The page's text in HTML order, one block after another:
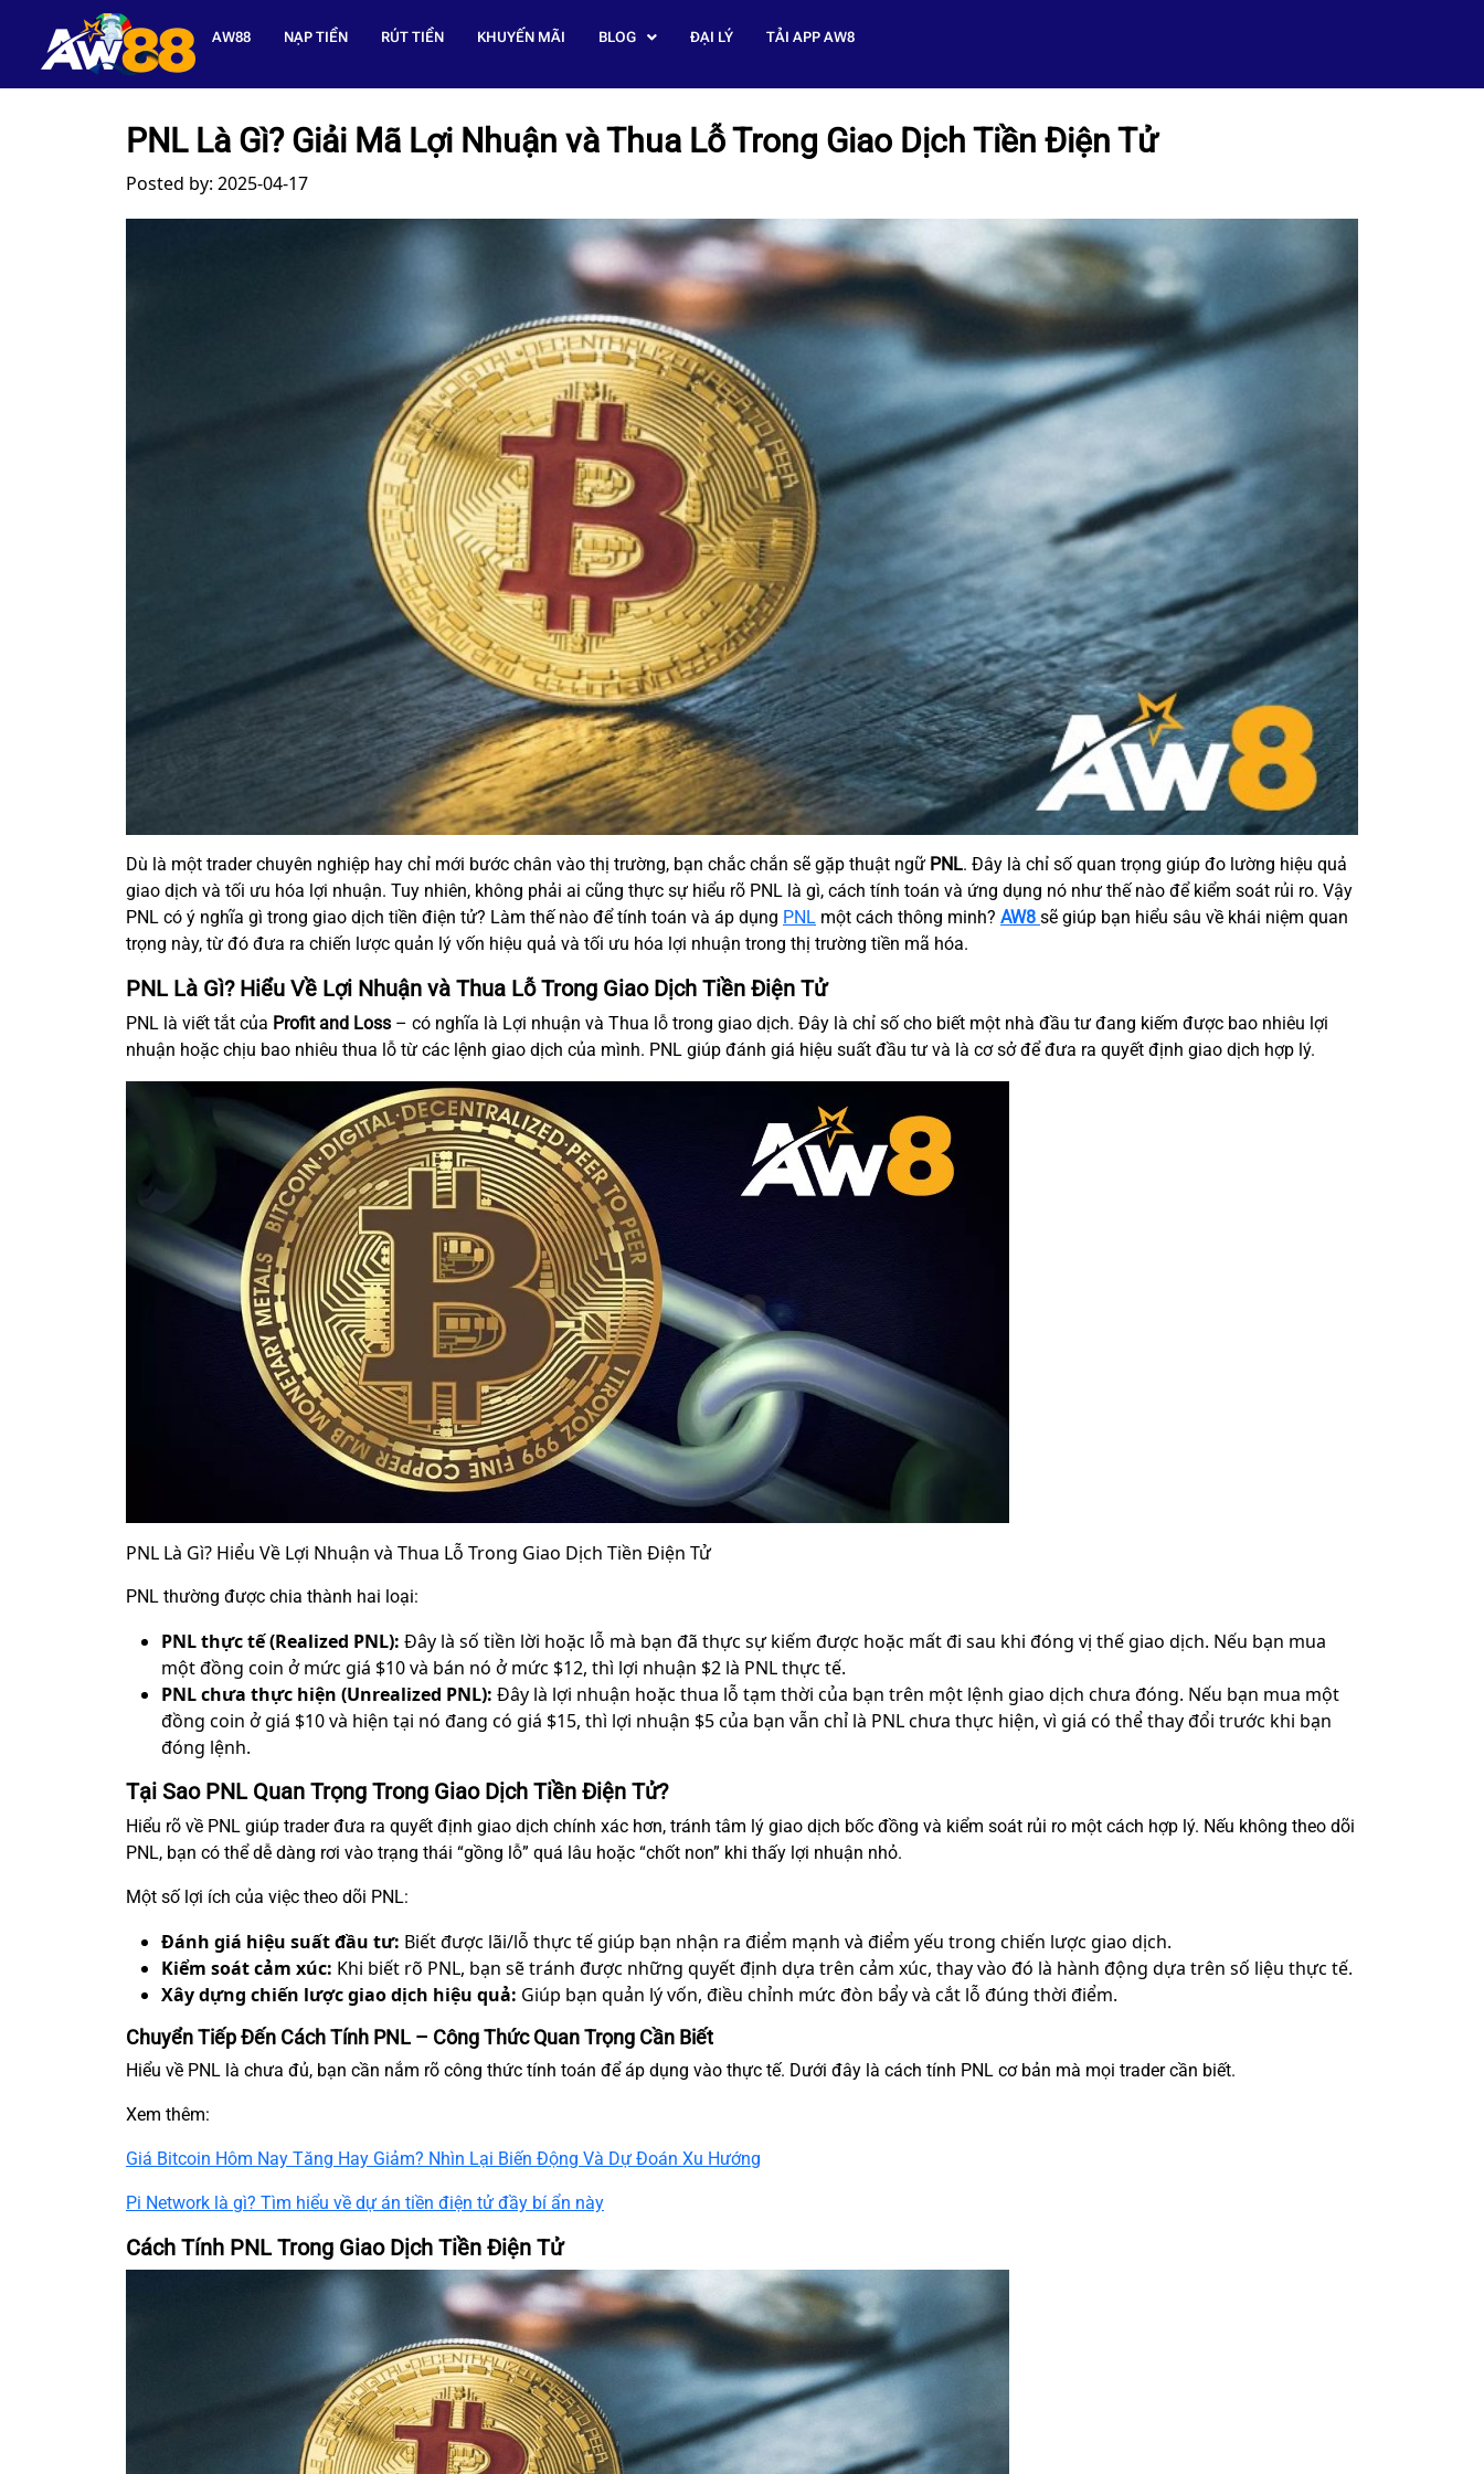
AW88 NẠP TIỀN RÚT TIỀN KHUYẾN MÃI BLOG ĐẠI LÝ TẢI APP AW8
PNL Là Gì? Giải Mã Lợi Nhuận và Thua Lỗ Trong Giao Dịch Tiền Điện Tử
Posted by: 2025-04-17
Dù là một trader chuyên nghiệp hay chỉ mới bước chân vào thị trường, bạn chắc chắn sẽ gặp thuật ngữ PNL. Đây là chỉ số quan trọng giúp đo lường hiệu quả
giao dịch và tối ưu hóa lợi nhuận. Tuy nhiên, không phải ai cũng thực sự hiểu rõ PNL là gì, cách tính toán và ứng dụng nó như thế nào để kiểm soát rủi ro. Vậy
PNL có ý nghĩa gì trong giao dịch tiền điện tử? Làm thế nào để tính toán và áp dụng PNL một cách thông minh? AW8 sẽ giúp bạn hiểu sâu về khái niệm quan
trọng này, từ đó đưa ra chiến lược quản lý vốn hiệu quả và tối ưu hóa lợi nhuận trong thị trường tiền mã hóa.
PNL Là Gì? Hiểu Về Lợi Nhuận và Thua Lỗ Trong Giao Dịch Tiền Điện Tử
PNL là viết tắt của Profit and Loss – có nghĩa là Lợi nhuận và Thua lỗ trong giao dịch. Đây là chỉ số cho biết một nhà đầu tư đang kiếm được bao nhiêu lợi
nhuận hoặc chịu bao nhiêu thua lỗ từ các lệnh giao dịch của mình. PNL giúp đánh giá hiệu suất đầu tư và là cơ sở để đưa ra quyết định giao dịch hợp lý.
PNL Là Gì? Hiểu Về Lợi Nhuận và Thua Lỗ Trong Giao Dịch Tiền Điện Tử
PNL thường được chia thành hai loại:
PNL thực tế (Realized PNL): Đây là số tiền lời hoặc lỗ mà bạn đã thực sự kiếm được hoặc mất đi sau khi đóng vị thế giao dịch. Nếu bạn mua
một đồng coin ở mức giá $10 và bán nó ở mức $12, thì lợi nhuận $2 là PNL thực tế.
PNL chưa thực hiện (Unrealized PNL): Đây là lợi nhuận hoặc thua lỗ tạm thời của bạn trên một lệnh giao dịch chưa đóng. Nếu bạn mua một
đồng coin ở giá $10 và hiện tại nó đang có giá $15, thì lợi nhuận $5 của bạn vẫn chỉ là PNL chưa thực hiện, vì giá có thể thay đổi trước khi bạn
đóng lệnh.
Tại Sao PNL Quan Trọng Trong Giao Dịch Tiền Điện Tử?
Hiểu rõ về PNL giúp trader đưa ra quyết định giao dịch chính xác hơn, tránh tâm lý giao dịch bốc đồng và kiểm soát rủi ro một cách hợp lý. Nếu không theo dõi
PNL, bạn có thể dễ dàng rơi vào trạng thái “gồng lỗ” quá lâu hoặc “chốt non” khi thấy lợi nhuận nhỏ.
Một số lợi ích của việc theo dõi PNL:
Đánh giá hiệu suất đầu tư: Biết được lãi/lỗ thực tế giúp bạn nhận ra điểm mạnh và điểm yếu trong chiến lược giao dịch.
Kiểm soát cảm xúc: Khi biết rõ PNL, bạn sẽ tránh được những quyết định dựa trên cảm xúc, thay vào đó là hành động dựa trên số liệu thực tế.
Xây dựng chiến lược giao dịch hiệu quả: Giúp bạn quản lý vốn, điều chỉnh mức đòn bẩy và cắt lỗ đúng thời điểm.
Chuyển Tiếp Đến Cách Tính PNL – Công Thức Quan Trọng Cần Biết
Hiểu về PNL là chưa đủ, bạn cần nắm rõ công thức tính toán để áp dụng vào thực tế. Dưới đây là cách tính PNL cơ bản mà mọi trader cần biết.
Xem thêm:
Giá Bitcoin Hôm Nay Tăng Hay Giảm? Nhìn Lại Biến Động Và Dự Đoán Xu Hướng
Pi Network là gì? Tìm hiểu về dự án tiền điện tử đầy bí ẩn này
Cách Tính PNL Trong Giao Dịch Tiền Điện Tử